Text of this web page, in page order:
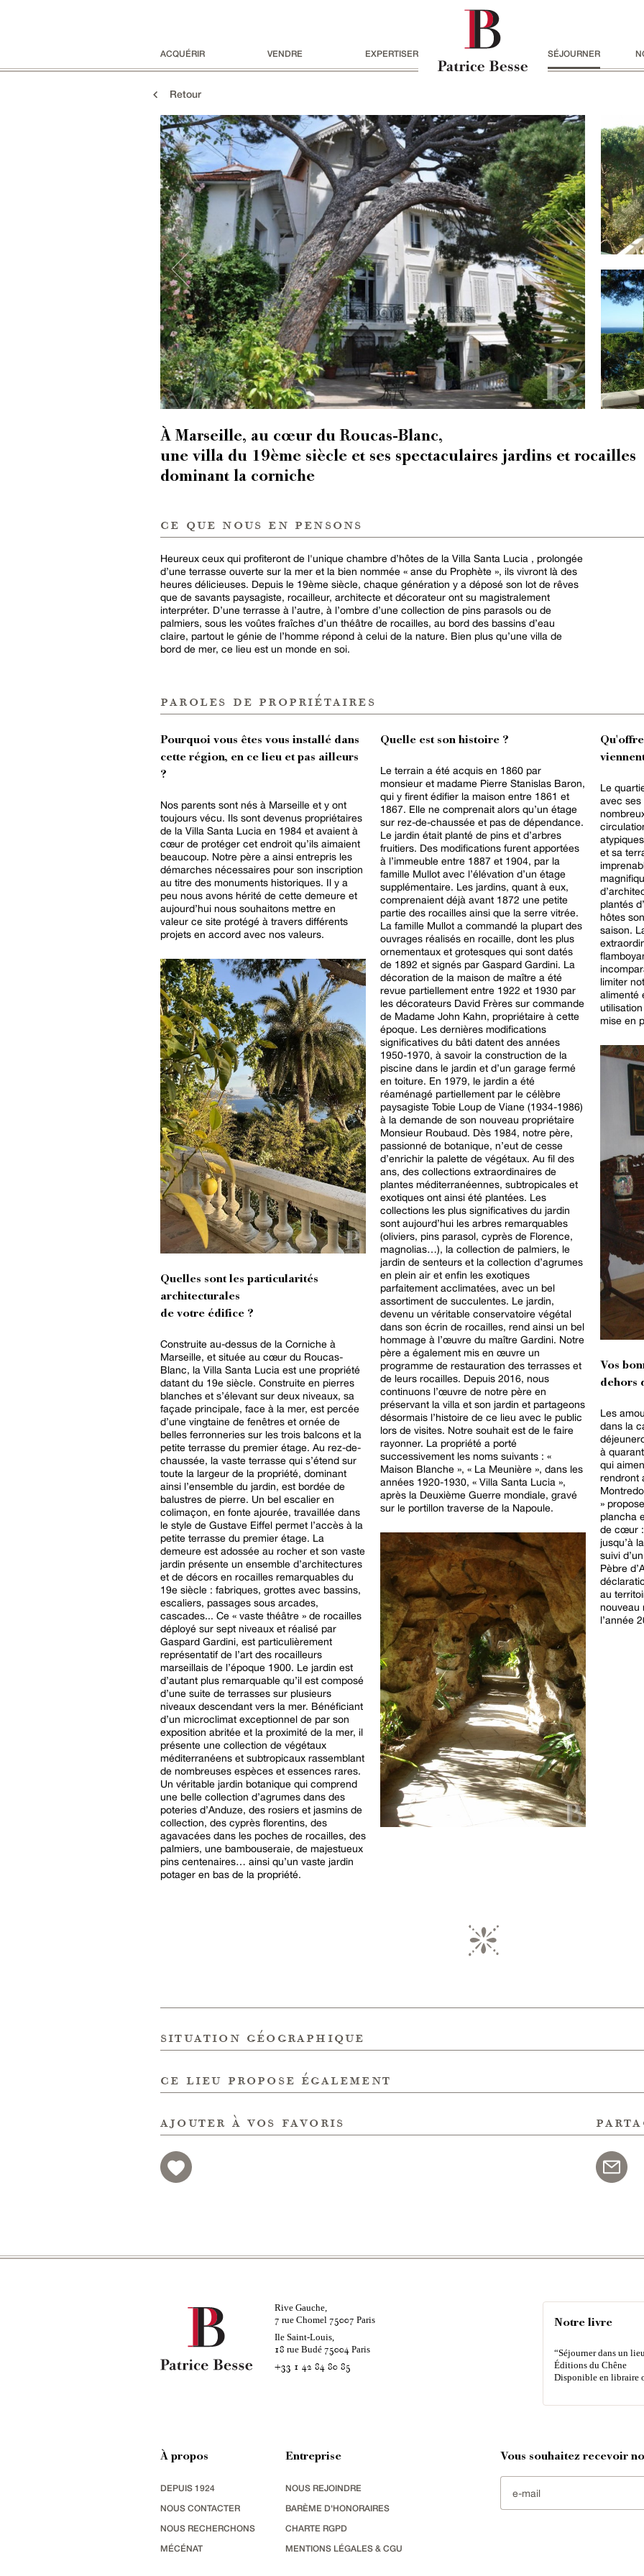
ACQUÉRIR VENDRE EXPERTISER SÉJOURNER
Retour
À Marseille, au cœur du Roucas-Blanc,
une villa du 19ème siècle et ses spectaculaires jardins et rocailles
dominant la corniche
ce que nous en pensons
Heureux ceux qui profiteront de l'unique chambre d’hôtes de la Villa Santa Lucia , prolongée
d’une terrasse ouverte sur la mer et la bien nommée « anse du Prophète », ils vivront là des
heures délicieuses. Depuis le 19ème siècle, chaque génération y a déposé son lot de rêves
que de savants paysagiste, rocailleur, architecte et décorateur ont su magistralement
interpréter. D’une terrasse à l’autre, à l’ombre d’une collection de pins parasols ou de
palmiers, sous les voûtes fraîches d’un théâtre de rocailles, au bord des bassins d’eau
claire, partout le génie de l’homme répond à celui de la nature. Bien plus qu’une villa de
bord de mer, ce lieu est un monde en soi.
paroles de propriétaires
Pourquoi vous êtes vous installé dans
cette région, en ce lieu et pas ailleurs
?
Nos parents sont nés à Marseille et y ont
toujours vécu. Ils sont devenus propriétaires
de la Villa Santa Lucia en 1984 et avaient à
cœur de protéger cet endroit qu’ils aimaient
beaucoup. Notre père a ainsi entrepris les
démarches nécessaires pour son inscription
au titre des monuments historiques. Il y a
peu nous avons hérité de cette demeure et
aujourd’hui nous souhaitons mettre en
valeur ce site protégé à travers différents
projets en accord avec nos valeurs.
Quelles sont les particularités
architecturales
de votre édifice ?
Construite au-dessus de la Corniche à
Marseille, et située au cœur du Roucas-
Blanc, la Villa Santa Lucia est une propriété
datant du 19e siècle. Construite en pierres
blanches et s’élevant sur deux niveaux, sa
façade principale, face à la mer, est percée
d’une vingtaine de fenêtres et ornée de
belles ferronneries sur les trois balcons et la
petite terrasse du premier étage. Au rez-de-
chaussée, la vaste terrasse qui s’étend sur
toute la largeur de la propriété, dominant
ainsi l’ensemble du jardin, est bordée de
balustres de pierre. Un bel escalier en
colimaçon, en fonte ajourée, travaillée dans
le style de Gustave Eiffel permet l’accès à la
petite terrasse du premier étage. La
demeure est adossée au rocher et son vaste
jardin présente un ensemble d’architectures
et de décors en rocailles remarquables du
19e siècle : fabriques, grottes avec bassins,
escaliers, passages sous arcades,
cascades... Ce « vaste théâtre » de rocailles
déployé sur sept niveaux et réalisé par
Gaspard Gardini, est particulièrement
représentatif de l’art des rocailleurs
marseillais de l’époque 1900. Le jardin est
d’autant plus remarquable qu’il est composé
d’une suite de terrasses sur plusieurs
niveaux descendant vers la mer. Bénéficiant
d’un microclimat exceptionnel de par son
exposition abritée et la proximité de la mer, il
présente une collection de végétaux
méditerranéens et subtropicaux rassemblant
de nombreuses espèces et essences rares.
Un véritable jardin botanique qui comprend
une belle collection d’agrumes dans des
poteries d’Anduze, des rosiers et jasmins de
collection, des cyprès florentins, des
agavacées dans les poches de rocailles, des
palmiers, une bambouseraie, de majestueux
pins centenaires… ainsi qu’un vaste jardin
potager en bas de la propriété.
Quelle est son histoire ?
Le terrain a été acquis en 1860 par
monsieur et madame Pierre Stanislas Baron,
qui y firent édifier la maison entre 1861 et
1867. Elle ne comprenait alors qu’un étage
sur rez-de-chaussée et pas de dépendance.
Le jardin était planté de pins et d’arbres
fruitiers. Des modifications furent apportées
à l’immeuble entre 1887 et 1904, par la
famille Mullot avec l’élévation d’un étage
supplémentaire. Les jardins, quant à eux,
comprenaient déjà avant 1872 une petite
partie des rocailles ainsi que la serre vitrée.
La famille Mullot a commandé la plupart des
ouvrages réalisés en rocaille, dont les plus
ornementaux et grotesques qui sont datés
de 1892 et signés par Gaspard Gardini. La
décoration de la maison de maître a été
revue partiellement entre 1922 et 1930 par
les décorateurs David Frères sur commande
de Madame John Kahn, propriétaire à cette
époque. Les dernières modifications
significatives du bâti datent des années
1950-1970, à savoir la construction de la
piscine dans le jardin et d’un garage fermé
en toiture. En 1979, le jardin a été
réaménagé partiellement par le célèbre
paysagiste Tobie Loup de Viane (1934-1986)
à la demande de son nouveau propriétaire
Monsieur Roubaud. Dès 1984, notre père,
passionné de botanique, n’eut de cesse
d’enrichir la palette de végétaux. Au fil des
ans, des collections extraordinaires de
plantes méditerranéennes, subtropicales et
exotiques ont ainsi été plantées. Les
collections les plus significatives du jardin
sont aujourd’hui les arbres remarquables
(oliviers, pins parasol, cyprès de Florence,
magnolias…), la collection de palmiers, le
jardin de senteurs et la collection d’agrumes
en plein air et enfin les exotiques
parfaitement acclimatées, avec un bel
assortiment de succulentes. Le jardin,
devenu un véritable conservatoire végétal
dans son écrin de rocailles, rend ainsi un bel
hommage à l’œuvre du maître Gardini. Notre
père a également mis en œuvre un
programme de restauration des terrasses et
de leurs rocailles. Depuis 2016, nous
continuons l’œuvre de notre père en
préservant la villa et son jardin et partageons
désormais l’histoire de ce lieu avec le public
lors de visites. Notre souhait est de le faire
rayonner. La propriété a porté
successivement les noms suivants : «
Maison Blanche », « La Meunière », dans les
années 1920-1930, « Villa Santa Lucia »,
après la Deuxième Guerre mondiale, gravé
sur le portillon traverse de la Napoule.
Le
avec ses
et sa
plantés
hôtes
saison.
limiter
alimenté
mise en
Vos
dehors
Les
dans la
à
qui
rendront
»
plancha
de cœur :
jusqu’à
suivi
Pèbre
au
nouveau
l’année
situation géographique
ce lieu propose également
ajouter à vos favoris
Rive Gauche,
7 rue Chomel 75007 Paris
Ile Saint-Louis,
18 rue Budé 75004Paris
+33 1 42 84 80 85
Notre livre
“Séjourner dans un
Éditions du Chêne
Disponible en libraire
À propos
DEPUIS 1924
NOUS CONTACTER
NOUS RECHERCHONS
MÉCÉNAT
Entreprise
NOUS REJOINDRE
BARÈME D'HONORAIRES
CHARTE RGPD
MENTIONS LÉGALES & CGU
Vous souhaitez recevoir